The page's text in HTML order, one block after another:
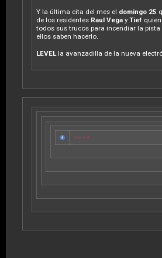
Y la última cita del mes el domingo 25
de los residentes Raul Vega yTief
todos sus trucos para incendiar la
ellos saben hacerlo.
LEVEL la avanzadilla de la nueva
Facebook